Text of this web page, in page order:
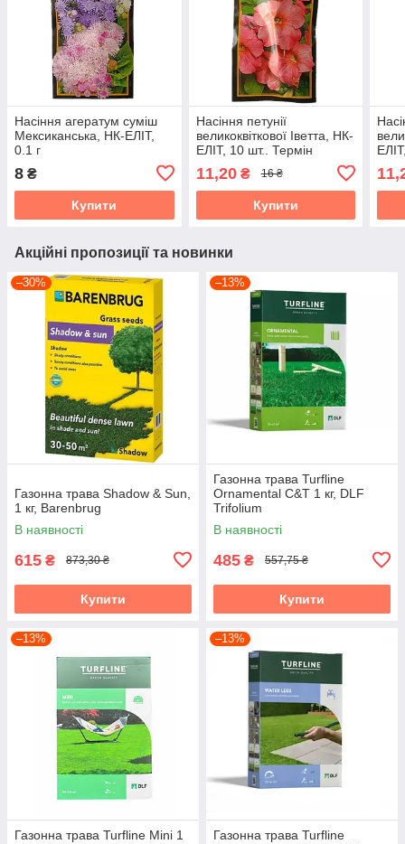
Насіння агератум суміш
Мексиканська, НК-ЕЛІТ,
0.1 г
8 ₴
Купити
Насіння петунії
великоквіткової Іветта, НК-
ЕЛІТ, 10 шт.. Термін
придатності до 31.10.2026
11,20₴ 16 ₴
Купити
Акційні пропозиції та новинки
–30%
Газонна трава Shadow & Sun,
1 кг, Barenbrug
В наявності
615 ₴ 873,30 ₴
Купити
–13%
Газонна трава Turfline
Ornamental C&T 1 кг, DLF
Trifolium
В наявності
485 ₴ 557,75 ₴
Купити
–13%
Газонна трава Turfline Mini 1
–13%
Газонна трава Turfline